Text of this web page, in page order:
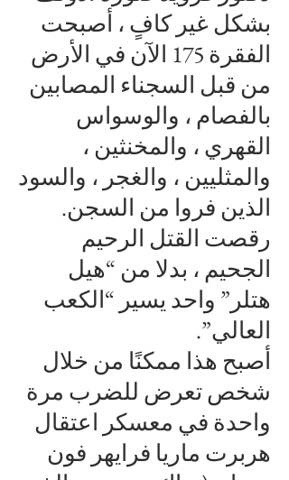
بشكل غير كافٍ ، أصبحت
الفقرة 175 الآن في الأرض
من قبل السجناء المصابين
بالفصام ، والوسواس
القهري ، والمخنثين ،
والمثليين ، والغجر ، والسود
الذين فروا من السجن.
رقصت القتل الرحيم
الجحيم ، بدلا من “هيل
هتلر” واحد يسير “الكعب
العالي”.
أصبح هذا ممكنًا من خلال
شخص تعرض للضرب مرة
واحدة في معسكر اعتقال
هربرت ماريا فرايهر فون